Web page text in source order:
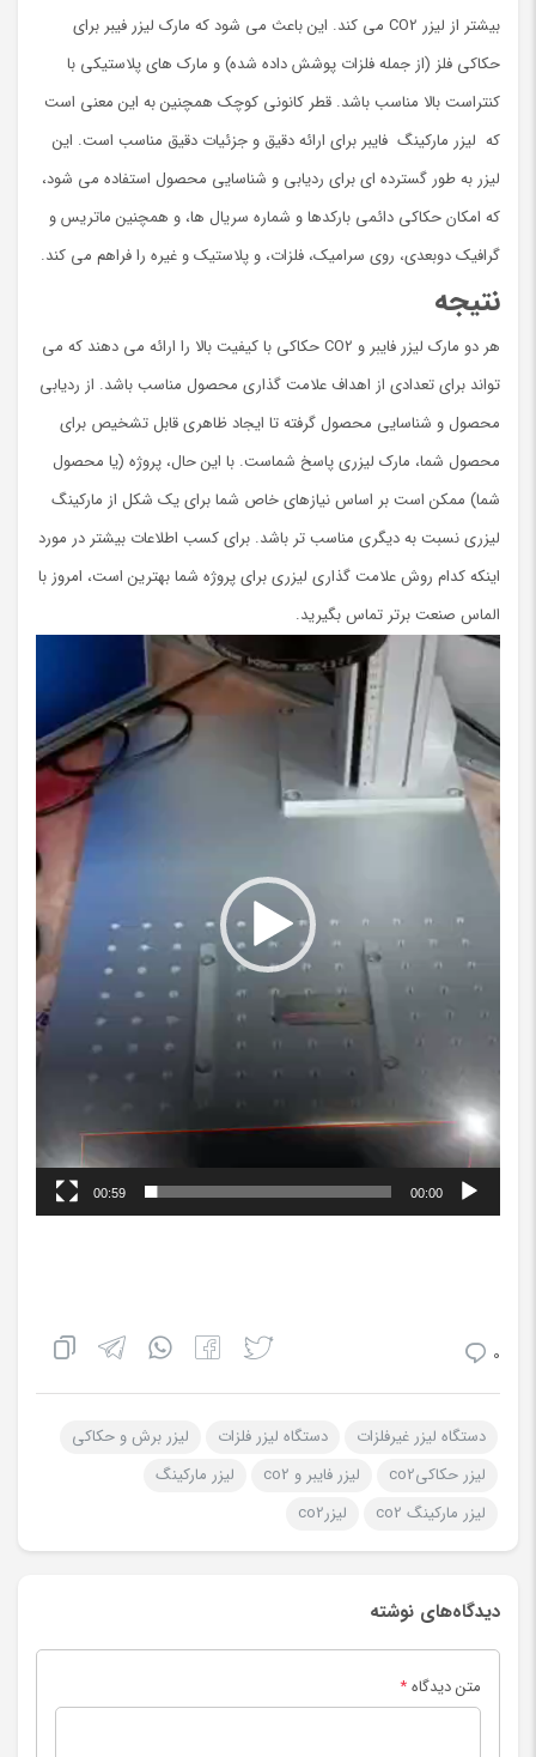
بیشتر از لیزر CO2 می کند. این باعث می شود که مارک لیزر فیبر برای
حکاکی فلز (از جمله فلزات پوشش داده شده) و مارک های پلاستیکی با
کنتراست بالا مناسب باشد. قطر کانونی کوچک همچنین به این معنی است
که لیزر مارکینگ فایبر برای ارائه دقیق و جزئیات دقیق مناسب است. این
لیزر به طور گسترده ای برای ردیابی و شناسایی محصول استفاده می شود،
که امکان حکاکی دائمی بارکدها و شماره سریال ها، و همچنین ماتریس و
گرافیک دوبعدی، روی سرامیک، فلزات، و پلاستیک و غیره را فراهم می کند.
نتیجه
هر دو مارک لیزر فایبر و CO2 حکاکی با کیفیت بالا را ارائه می دهند که می
تواند برای تعدادی از اهداف علامت گذاری محصول مناسب باشد. از ردیابی
محصول و شناسایی محصول گرفته تا ایجاد ظاهری قابل تشخیص برای
محصول شما، مارک لیزری پاسخ شماست. با این حال، پروژه (یا محصول
شما) ممکن است بر اساس نیازهای خاص شما برای یک شکل از مارکینگ
لیزری نسبت به دیگری مناسب تر باشد. برای کسب اطلاعات بیشتر در مورد
اینکه کدام روش علامت گذاری لیزری برای پروژه شما بهترین است، امروز با
الماس صنعت برتر تماس بگیرید.
نمایشگر
00:00
00:59
0
دستگاه لیزر غیرفلزات دستگاه لیزر فلزات
لیزر برش و حکاکی
لیزر حکاکیco2
لیزر فایبر و co2
لیزر مارکینگ
لیزر مارکینگ co2
لیزرco2
دیدگاه‌های نوشته
متن دیدگاه*